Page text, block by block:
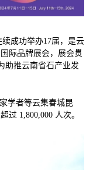
成功举办17届，是云
际品牌展会，展会贯
助推云南省石产业发
学者等云集春城昆
过 1,800,000 人次。